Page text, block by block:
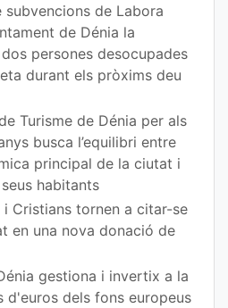
subvencions de Labora
de Dénia la
persones desocupades
durant els pròxims deu
Turisme de Dénia per als
busca l’equilibri entre
principal de la ciutat i
habitants
i Cristians tornen a citar-se
en una nova donació de
gestiona i invertix a la
d'euros dels fons europeus